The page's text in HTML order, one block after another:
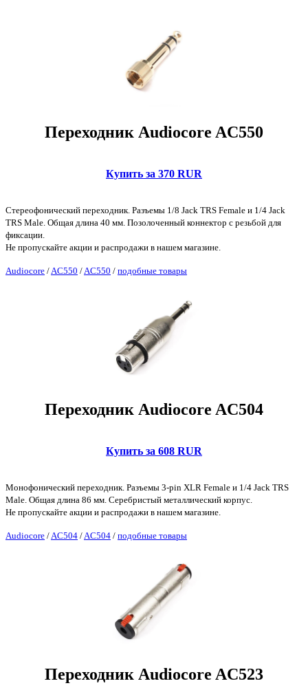
Переходник Audiocore AC550
Купить за 370 RUR
Стереофонический переходник. Разъемы 1/8 Jack TRS Female и 1/4 Jack
TRS Male. Общая длина 40 мм. Позолоченный коннектор с резьбой для
фиксации.
Не пропускайте акции и распродажи в нашем магазине.
Audiocore /AC550 /AC550 / подобные товары
Переходник Audiocore AC504
Купить за 608 RUR
Монофонический переходник. Разъемы 3-pin XLR Female и 1/4 Jack TRS
Male. Общая длина 86 мм. Серебристый металлический корпус.
Не пропускайте акции и распродажи в нашем магазине.
Audiocore / AC504 / AC504 / подобные товары
Переходник Audiocore AC523